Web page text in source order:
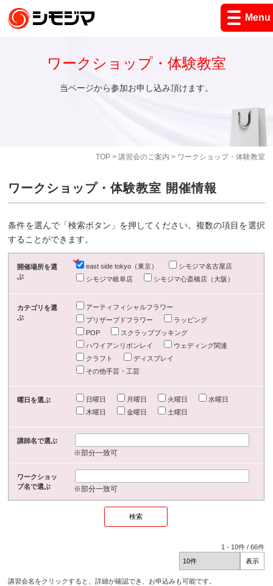
Menu
TOP> 講習会のご案内 > ワークショップ・体験教室
ワークショップ・体験教室
当ページから参加お申し込み頂けます。
ワークショップ・体験教室 開催情報
条件を選んで「検索ボタン」を押してください。複数の項目を選択
することができます。
開催場所を選
ぶ
east side tokyo（東京）
シモジマ名古屋店
シモジマ岐阜店
シモジマ心斎橋店（大阪）
カテゴリを選
ぶ
アーティフィシャルフラワー
プリザーブドフラワー
ラッピング
POP
スクラップブッキング
ハワイアンリボンレイ
ウェディング関連
クラフト
ディスプレイ
その他手芸・工芸
曜日を選ぶ 日曜日 月曜日 火曜日
水曜日
木曜日
金曜日 土曜日
講師名で選ぶ
※部分一致可
ワークショッ
プ名で選ぶ
※部分一致可
1 - 10件 /66件
講習会名をクリックすると、詳細が確認でき、お申込みも可能です。